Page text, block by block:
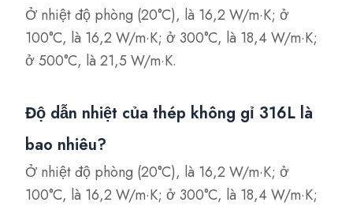
Ở nhiệt độ phòng (20°C), là 16,2 W/m·K; ở
100°C, là 16,2 W/m·K; ở 300°C, là 18,4 W/m·K;
ở 500°C, là 21,5 W/m·K.
Độ dẫn nhiệt của thép không gỉ 316L là
bao nhiêu?
Ở nhiệt độ phòng (20°C), là 16,2 W/m·K; ở
100°C, là 16,2 W/m·K; ở 300°C, là 18,4 W/m·K;